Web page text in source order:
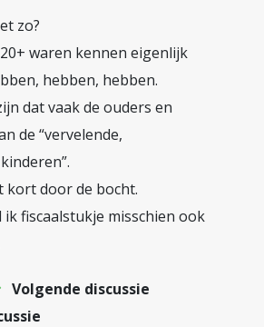
zo?
waren kennen eigenlijk
hebben, hebben.
dat vaak de ouders en
de “vervelende,
kort door de bocht.
ik fiscaalstukje misschien ook
Volgende discussie